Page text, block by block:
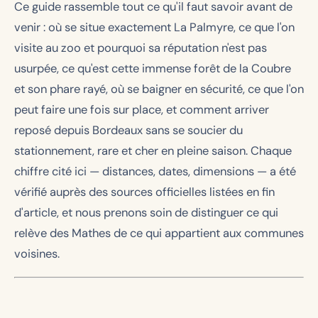
Ce guide rassemble tout ce qu'il faut savoir avant de
venir : où se situe exactement La Palmyre, ce que l'on
visite au zoo et pourquoi sa réputation n'est pas
usurpée, ce qu'est cette immense forêt de la Coubre
et son phare rayé, où se baigner en sécurité, ce que l'on
peut faire une fois sur place, et comment arriver
reposé depuis Bordeaux sans se soucier du
stationnement, rare et cher en pleine saison. Chaque
chiffre cité ici — distances, dates, dimensions — a été
vérifié auprès des sources officielles listées en fin
d'article, et nous prenons soin de distinguer ce qui
relève des Mathes de ce qui appartient aux communes
voisines.